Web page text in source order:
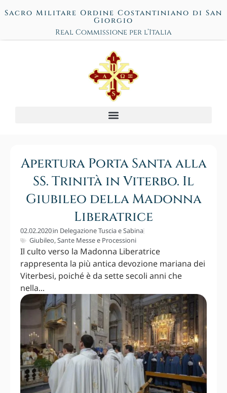
Sacro Militare Ordine Costantiniano di San
Giorgio
Real Commissione per l’Italia
Apertura Porta Santa alla
SS. Trinità in Viterbo. Il
Giubileo della Madonna
Liberatrice
02.02.2020in Delegazione Tuscia e Sabina
Giubileo,Sante Messe e Processioni
Il culto verso la Madonna Liberatrice
rappresenta la più antica devozione mariana dei
Viterbesi, poiché è da sette secoli anni che
nella...